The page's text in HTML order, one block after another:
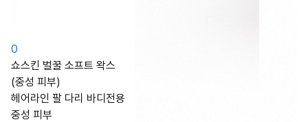
0
쇼스킨 벌꿀 소프트 왁스
(중성 피부)
헤어라인 팔 다리 바디전용
중성 피부